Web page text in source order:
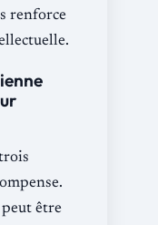
renforce
peut être